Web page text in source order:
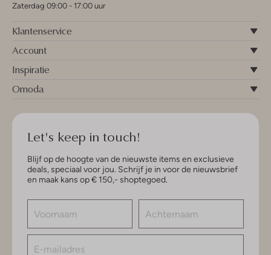
Zaterdag 09:00 - 17:00 uur
Klantenservice
Account
Inspiratie
Omoda
Let's keep in touch!
Blijf op de hoogte van de nieuwste items en exclusieve
deals, speciaal voor jou. Schrijf je in voor de nieuwsbrief
en maak kans op € 150,- shoptegoed.